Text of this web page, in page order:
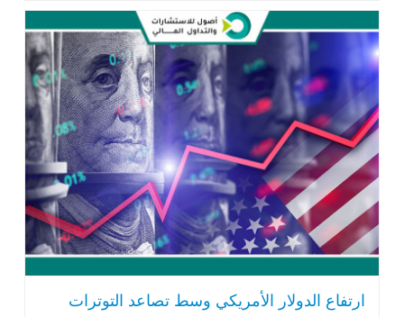
ارتفاع الدولار الأمريكي وسط تصاعد التوترات